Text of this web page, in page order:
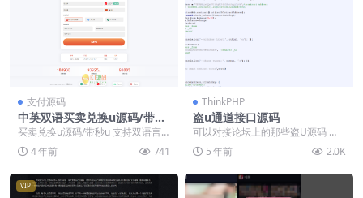
支付源码
中英双语买卖兑换u源码/带秒
u模板源码「亲测源码」
买卖兑换u源码/带秒u 支持双语言
中英文
4 年前 741
ThinkPHP
盗u通道接口源码
可以对接论坛上的那些盗U源码 不
清楚这个接口的安全性和可用性，
自行测试！
5 年前 2.0K
VIP